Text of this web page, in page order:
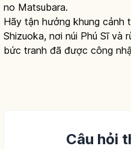
no Matsubara.
Hãy tận hưởng khung cảnh
Shizuoka, nơi núi Phú Sĩ và
bức tranh đã được công
Câu hỏi